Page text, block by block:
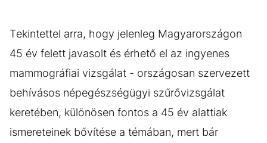
Tekintettel arra, hogy jelenleg Magyarországon
45 év felett javasolt és érhető el az ingyenes
mammográfiai vizsgálat - országosan szervezett
behívásos népegészségügyi szűrővizsgálat
keretében, különösen fontos a 45 év alattiak
ismereteinek bővítése a témában, mert bár